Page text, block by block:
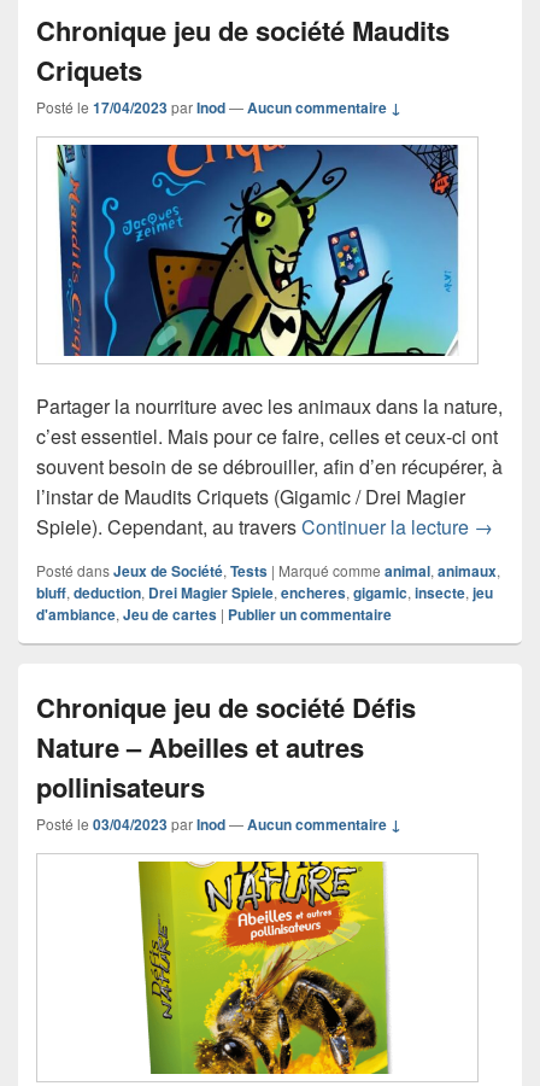
Chronique jeu de société Maudits
Criquets
Posté le 17/04/2023parInod—Aucun commentaire ↓
Partager la nourriture avec les animaux dans la nature,
c’est essentiel. Mais pour ce faire, celles et ceux-ci ont
souvent besoin de se débrouiller, afin d’en récupérer, à
l’instar de Maudits Criquets (Gigamic / Drei Magier
Spiele). Cependant, au traversContinuer la lecture →
Posté dansJeux de Société, Tests | Marqué comme animal, animaux,
bluff, deduction, Drei Magier Spiele, encheres, gigamic, insecte, jeu
d'ambiance, Jeu de cartes | Publier un commentaire
Chronique jeu de société Défis
Nature – Abeilles et autres
pollinisateurs
Posté le 03/04/2023parInod—Aucun commentaire ↓